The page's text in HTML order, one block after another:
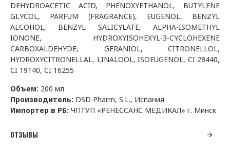
DEHYDROACETIC ACID, PHENOXYETHANOL, BUTYLENE
GLYCOL, PARFUM (FRAGRANCE), EUGENOL, BENZYL
ALCOHOL, BENZYL SALICYLATE, ALPHA-ISOMETHYL
IONONE, HYDROXYISOHEXYL-3-CYCLOHEXENE
CARBOXALDEHYDE, GERANIOL, CITRONELLOL,
HYDROXYCITRONELLAL, LINALOOL, ISOEUGENOL, CI 28440,
CI 19140, CI 16255
Объем: 200 мл
Производитель: DSD Pharm, S.L., Испания
Импортер в РБ: ЧПТУП «РЕНЕССАНС МЕДИКАЛ» г. Минск
ОТЗЫВЫ